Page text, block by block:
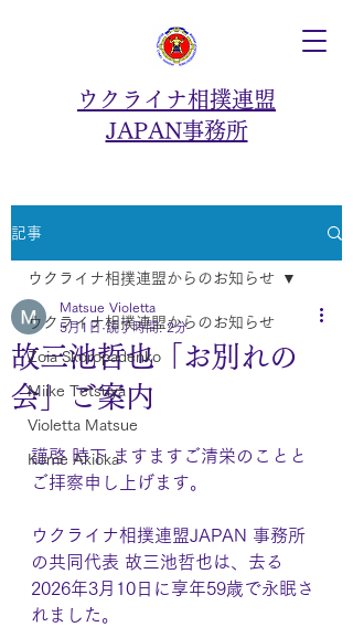
ウクライナ相撲連盟
JAPAN事務所
記事
ウクライナ相撲連盟からのお知らせ
Zoia Skoropadenko
Miike Tetsuya
Violetta Matsue
Kome Akioka
ウクライナ相撲連盟からのお知らせ
故三池哲也「お別れの
会」ご案内
Matsue Violetta
5月1日 読了時間: 2分
謹啓 時下 ますますご清栄のことと
ご拝察申し上げます。
ウクライナ相撲連盟JAPAN 事務所
の共同代表 故三池哲也は、去る
2026年3月10日に享年59歳で永眠さ
れました。